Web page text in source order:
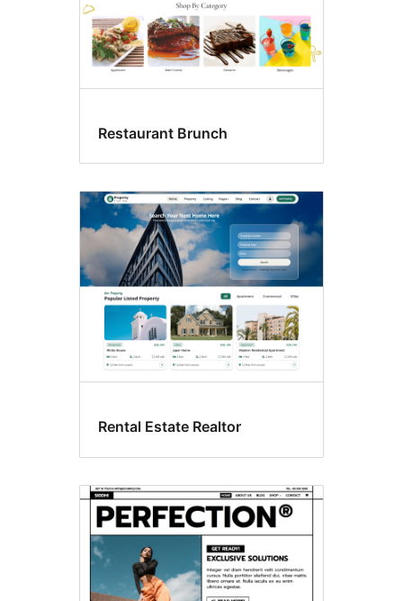
Restaurant Brunch
Rental Estate Realtor